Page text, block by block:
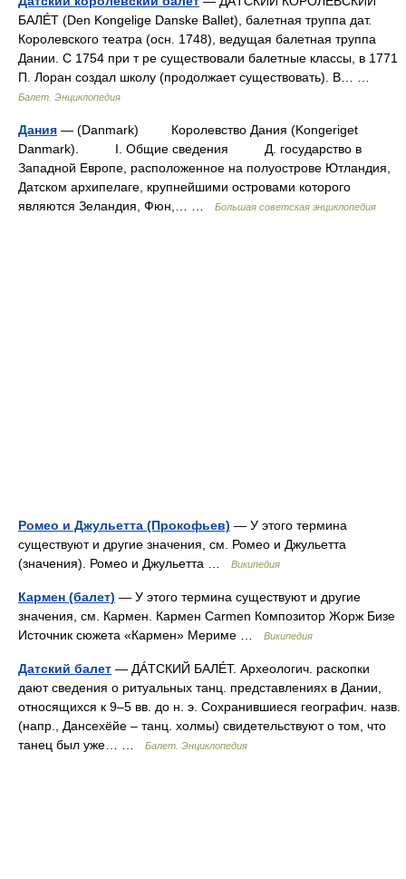
БАЛÉТ (Den Kongelige Danske Ballet), балетная труппа дат.
Королевского театра (осн. 1748), ведущая балетная труппа
Дании. С 1754 при т ре существовали балетные классы, в 1771
П. Лоран создал школу (продолжает существовать). В… …
Балет. Энциклопедия
Дания — (Danmark) Королевство Дания (Kongeriget
Danmark). I. Общие сведения Д. государство в
Западной Европе, расположенное на полуострове Ютландия,
Датском архипелаге, крупнейшими островами которого
являются Зеландия, Фюн,… …
Большая советская энциклопедия
Ромео и Джульетта (Прокофьев) — У этого термина
существуют и другие значения, см. Ромео и Джульетта
(значения). Ромео и Джульетта …
Википедия
Кармен (балет) — У этого термина существуют и другие
значения, см. Кармен. Кармен Carmen Композитор Жорж Бизе
Источник сюжета «Кармен» Мериме …
Википедия
Датский балет — ДÁТСКИЙ БАЛÉТ. Археологич. раскопки
дают сведения о ритуальных танц. представлениях в Дании,
относящихся к 9–5 вв. до н. э. Сохранившиеся географич. назв.
(напр., Дансехёйе – танц. холмы) свидетельствуют о том, что
танец был уже… …
Балет. Энциклопедия